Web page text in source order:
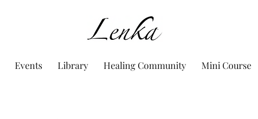
www.Lenka.org
Events Library Healing Community Mini Course